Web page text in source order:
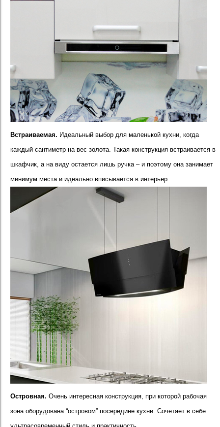
Встраиваемая. Идеальный выбор для маленькой кухни, когда
каждый сантиметр на вес золота. Такая конструкция встраивается в
шкафчик, а на виду остается лишь ручка – и поэтому она занимает
минимум места и идеально вписывается в интерьер.
Островная. Очень интересная конструкция, при которой рабочая
зона оборудована “островом” посередине кухни. Сочетает в себе